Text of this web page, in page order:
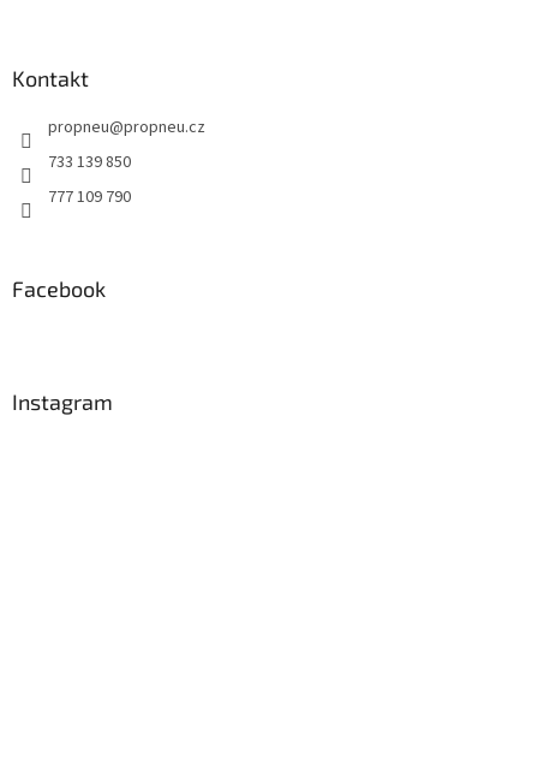
Kontakt
propneu@propneu.cz
733 139 850
777 109 790
Facebook
Instagram